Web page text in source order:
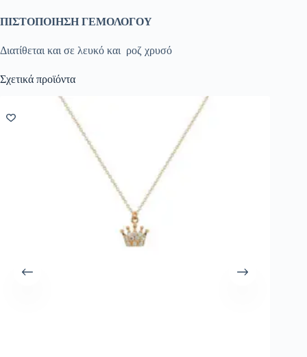
ΠΙΣΤΟΠΟΙΗΣΗ ΓΕΜΟΛΟΓΟΥ
Διατίθεται και σε λευκό και ροζ χρυσό
Σχετικά προϊόντα